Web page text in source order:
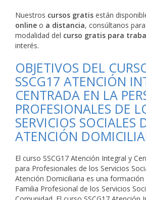
Nuestros cursos gratis están
online o a distancia, consúltanos
modalidad del curso gratis para
interés.
OBJETIVOS DEL
SSCG17 ATENCIÓN
CENTRADA EN LA
PROFESIONALES DE
SERVICIOS SOCIALES
ATENCIÓN
El curso SSCG17 Atención Integral y
para Profesionales de los Servicios
Atención Domiciliaria es una formación
Familia Profesional de los Servicios